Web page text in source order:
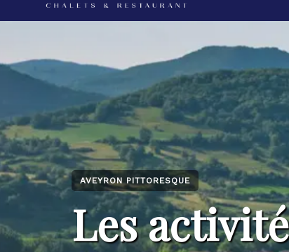
AVEYRON PITTORESQUE
Les